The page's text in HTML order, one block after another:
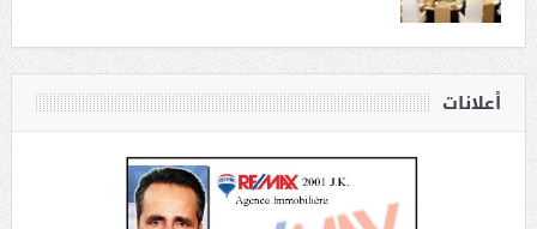
أعلانات